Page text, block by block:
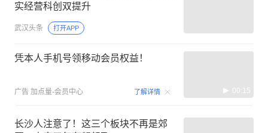
实经营科创双提升
武汉头条 打开APP
凭本人手机号领移动会员权益！
广告 加点量-会员中心 了解详情 00:15
长沙人注意了！这三个板块不再是郊